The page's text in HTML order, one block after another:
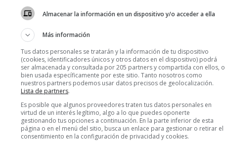
Almacenar la información en un dispositivo y/o acceder a ella
Más información
Tus datos personales se tratarán y la información de tu dispositivo
(cookies, identificadores únicos y otros datos en el dispositivo) podrá
ser almacenada y consultada por 205 partners y compartida con ellos, o
bien usada específicamente por este sitio. Tanto nosotros como
nuestros partners podemos usar datos precisos de geolocalización.
Lista de partners.
Es posible que algunos proveedores traten tus datos personales en
virtud de un interés legítimo, algo a lo que puedes oponerte
gestionando tus opciones a continuación. En la parte inferior de esta
página o en el menú del sitio, busca un enlace para gestionar o retirar el
consentimiento en la configuración de privacidad y cookies.